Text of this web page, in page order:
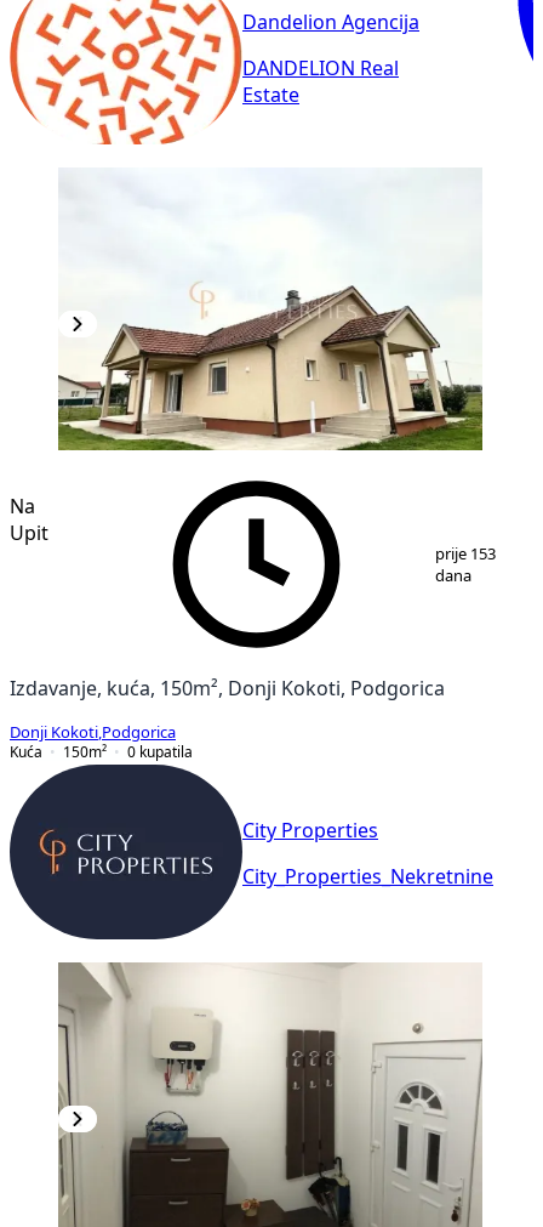
Dandelion Agencija
DANDELION Real
Estate
13
Na
Upit
prije 153
dana
Izdavanje, kuća, 150m², Donji Kokoti, Podgorica
Donji Kokoti Podgorica
Kuća
150m² 0 kupatila
City Properties
City_Properties_Nekretnine